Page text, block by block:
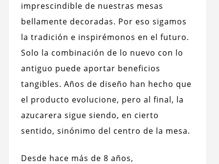
imprescindible de nuestras mesas
bellamente decoradas. Por eso sigamos
la tradición e inspirémonos en el futuro.
Solo la combinación de lo nuevo con lo
antiguo puede aportar beneficios
tangibles. Años de diseño han hecho que
el producto evolucione, pero al final, la
azucarera sigue siendo, en cierto
sentido, sinónimo del centro de la mesa.
Desde hace más de 8 años,